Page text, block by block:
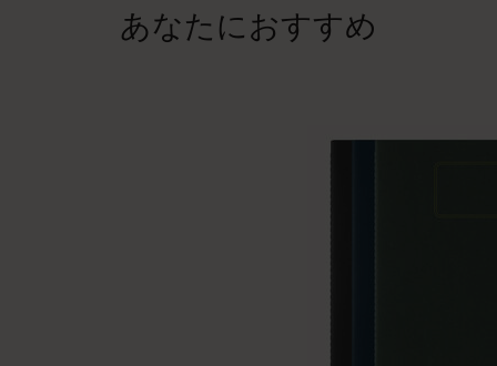
あなたにおすすめ